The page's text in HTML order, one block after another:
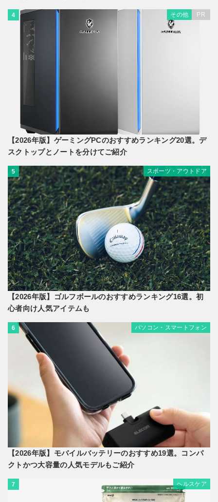
4 その他 PR
【2026年版】ゲーミングPCのおすすめランキング20選。デ
スクトップとノートを分けてご紹介
5 スポーツ・アウトドア
【2026年版】ゴルフボールのおすすめランキング16選。初
心者向け人気アイテムも
6 パソコン・スマートフォン
【2026年版】モバイルバッテリーのおすすめ19選。コンパ
クトかつ大容量の人気モデルもご紹介
7 ヘルスケア